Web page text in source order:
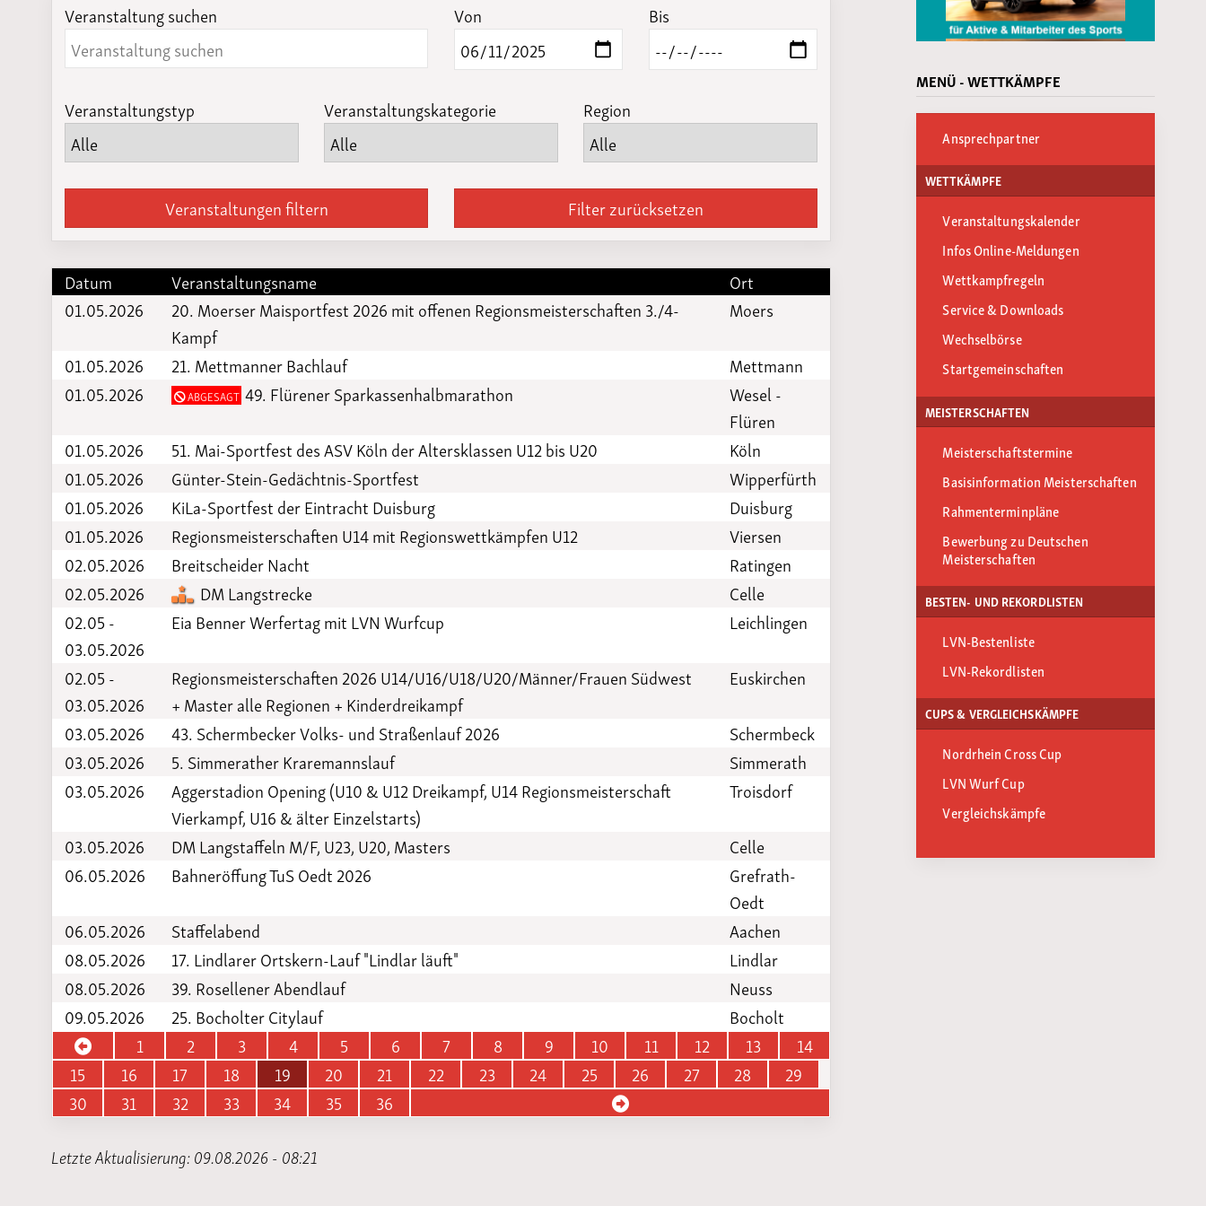
LSB-
Schutzkonzeptgenerator
Laufveranstaltertagungen
2023
Veranstaltung suchen Von Bis
Veranstaltungstyp Veranstaltungskategorie Region
Veranstaltungen filtern Filter zurücksetzen
Datum Veranstaltungsname
Ort
01.05.2026
20. Moerser Maisportfest 2026 mit offenen Regionsmeisterschaften 3./4-
Kampf
Moers
01.05.2026
21. Mettmanner Bachlauf
Mettmann
01.05.2026
ABGESAGT 49. Flürener Sparkassenhalbmarathon
Wesel -
Flüren
01.05.2026
51. Mai-Sportfest des ASV Köln der Altersklassen U12 bis U20
Köln
01.05.2026
Günter-Stein-Gedächtnis-Sportfest
Wipperfürth
01.05.2026
KiLa-Sportfest der Eintracht Duisburg
Duisburg
01.05.2026
Regionsmeisterschaften U14 mit Regionswettkämpfen U12
Viersen
02.05.2026
Breitscheider Nacht
Ratingen
02.05.2026
DM Langstrecke
Celle
02.05 -
03.05.2026
Eia Benner Werfertag mit LVN Wurfcup
Leichlingen
02.05 -
03.05.2026
Regionsmeisterschaften 2026 U14/U16/U18/U20/Männer/Frauen Südwest
+ Master alle Regionen + Kinderdreikampf
Euskirchen
03.05.2026
43. Schermbecker Volks- und Straßenlauf 2026
Schermbeck
03.05.2026
5. Simmerather Kraremannslauf
Simmerath
03.05.2026
Aggerstadion Opening (U10 & U12 Dreikampf, U14 Regionsmeisterschaft
Vierkampf, U16 & älter Einzelstarts)
Troisdorf
03.05.2026
DM Langstaffeln M/F, U23, U20, Masters
Celle
06.05.2026
Bahneröffung TuS Oedt 2026
Grefrath-
Oedt
06.05.2026
Staffelabend
Aachen
08.05.2026
17. Lindlarer Ortskern-Lauf "Lindlar läuft"
Lindlar
08.05.2026
39. Rosellener Abendlauf
Neuss
09.05.2026
25. Bocholter Citylauf
Bocholt
1
2 3 4 5 6 7 8 9 10 11 12 13
14
15
16 17 18 19 20 21 22 23 24 25 26 27 28
29
30
31 32 33 34 35
36
Letzte Aktualisierung: 09.08.2026 - 08:21
MENÜ - WETTKÄMPFE
Ansprechpartner
WETTKÄMPFE
Veranstaltungskalender
Infos Online-Meldungen
Wettkampfregeln
Service & Downloads
Wechselbörse
Startgemeinschaften
MEISTERSCHAFTEN
Meisterschaftstermine
Basisinformation Meisterschaften
Rahmenterminpläne
Bewerbung zu Deutschen
Meisterschaften
BESTEN- UND REKORDLISTEN
LVN-Bestenliste
LVN-Rekordlisten
CUPS & VERGLEICHSKÄMPFE
Nordrhein Cross Cup
LVN Wurf Cup
Vergleichskämpfe